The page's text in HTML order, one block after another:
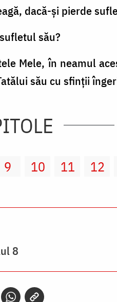
dacă-şi pierde
său?
Mele, în neamul
său cu sfinţii
9 10 11 12
8